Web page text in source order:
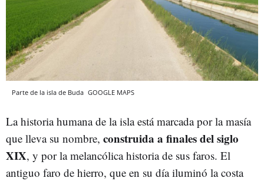
Parte de la isla de Buda GOOGLE MAPS
La historia humana de la isla está marcada por la masía
que lleva su nombre, construida a finales del siglo
XIX, y por la melancólica historia de sus faros. El
antiguo faro de hierro, que en su día iluminó la costa